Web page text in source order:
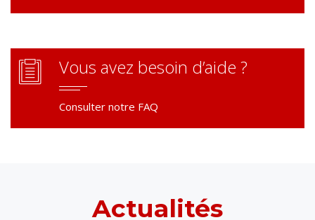
Vous avez besoin d’aide ?
Consulter notre FAQ
Actualités